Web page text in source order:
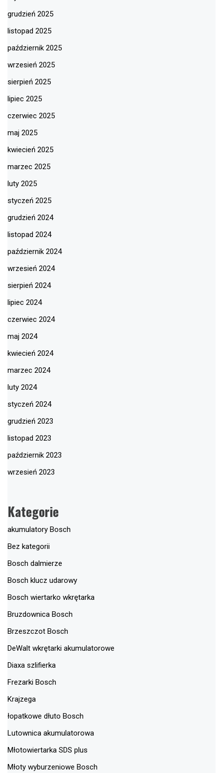
grudzień 2025
listopad 2025
październik 2025
wrzesień 2025
sierpień 2025
lipiec 2025
czerwiec 2025
maj 2025
kwiecień 2025
marzec 2025
luty 2025
styczeń 2025
grudzień 2024
listopad 2024
październik 2024
wrzesień 2024
sierpień 2024
lipiec 2024
czerwiec 2024
maj 2024
kwiecień 2024
marzec 2024
luty 2024
styczeń 2024
grudzień 2023
listopad 2023
październik 2023
wrzesień 2023
Kategorie
akumulatory Bosch
Bez kategorii
Bosch dalmierze
Bosch klucz udarowy
Bosch wiertarko wkrętarka
Bruzdownica Bosch
Brzeszczot Bosch
DeWalt wkrętarki akumulatorowe
Diaxa szlifierka
Frezarki Bosch
Krajzega
łopatkowe dłuto Bosch
Lutownica akumulatorowa
Młotowiertarka SDS plus
Młoty wyburzeniowe Bosch